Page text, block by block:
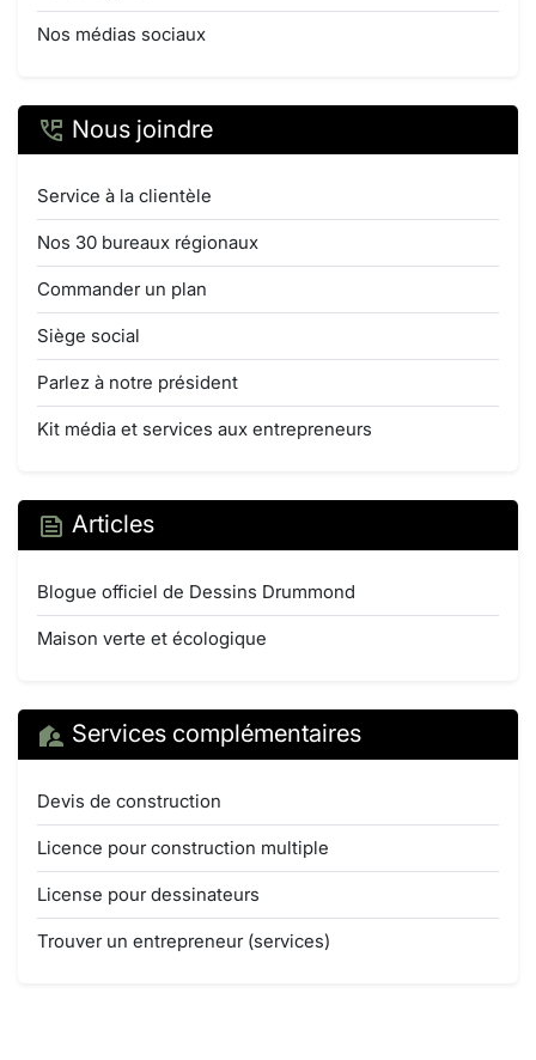
Nos médias sociaux
Nous joindre
Service à la clientèle
Nos 30 bureaux régionaux
Commander un plan
Siège social
Parlez à notre président
Kit média et services aux entrepreneurs
Articles
Blogue officiel de Dessins Drummond
Maison verte et écologique
Services complémentaires
Devis de construction
Licence pour construction multiple
License pour dessinateurs
Trouver un entrepreneur (services)